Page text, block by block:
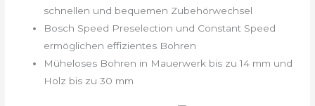
schnellen und bequemen Zubehörwechsel
Bosch Speed Preselection und Constant Speed
ermöglichen effizientes Bohren
Müheloses Bohren in Mauerwerk bis zu 14 mm und
Holz bis zu 30 mm